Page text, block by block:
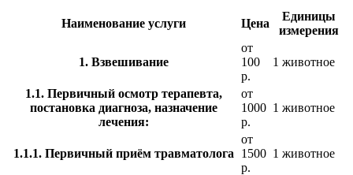
Наименование услуги Цена
Единицы
измерения
1. Взвешивание
от
100
р.
1 животное
1.1. Первичный осмотр терапевта,
постановка диагноза, назначение
лечения:
от
1000
р.
1 животное
1.1.1. Первичный приём травматолога
от
1500
р.
1 животное